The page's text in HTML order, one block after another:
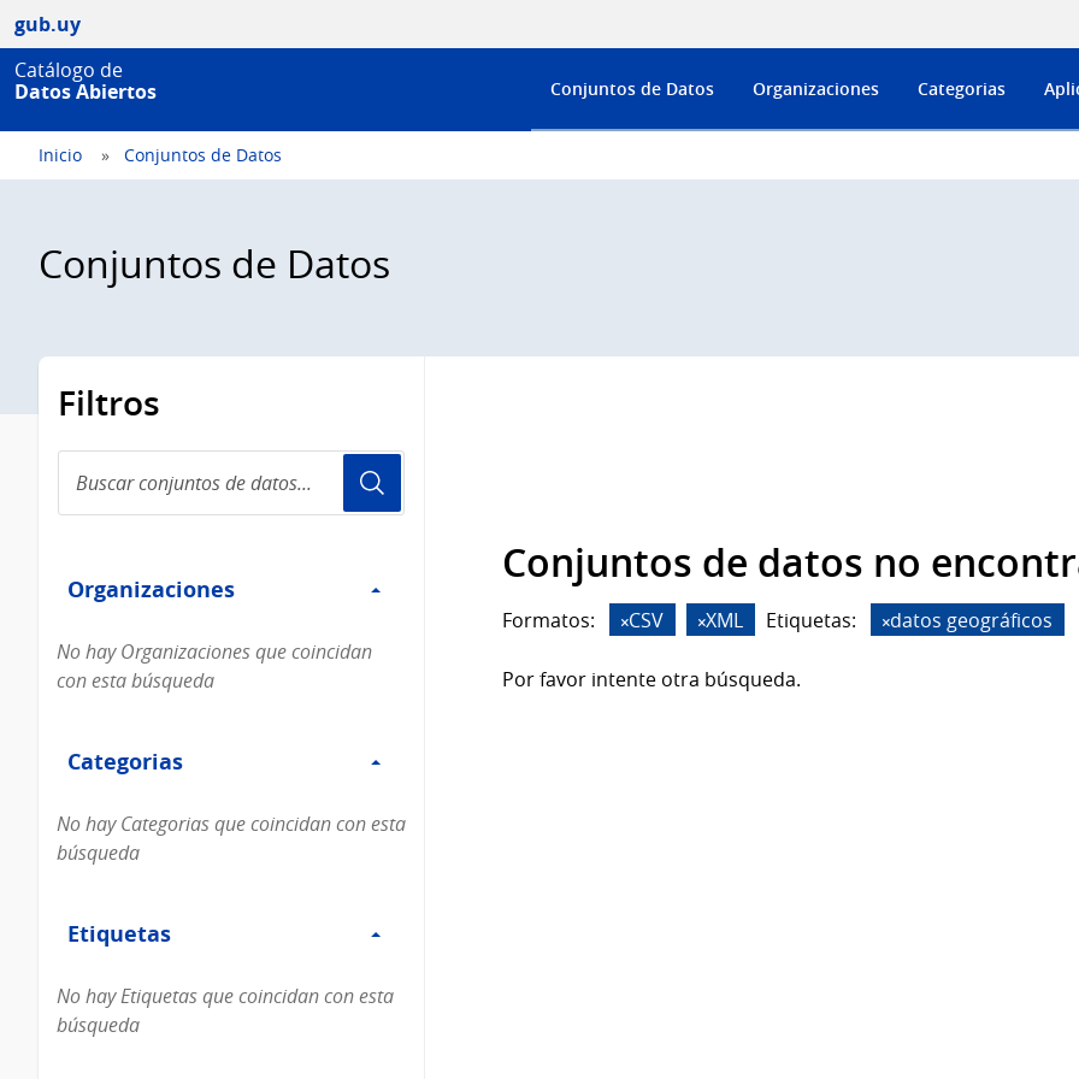
gub.uy
Catálogo de
Datos Abiertos
Conjuntos de Datos Organizaciones Categorias
Inicio Conjuntos de Datos
Conjuntos de Datos
Filtros
conjuntos
de
Organizaciones
Organizaciones
No hay Organizaciones que coincidan
con esta búsqueda
Categorias
Categorias
No hay Categorias que coincidan con esta
búsqueda
Etiquetas
Etiquetas
No hay Etiquetas que coincidan con esta
búsqueda
Conjuntos de datos no
Formatos: CSV XML Etiquetas: datos geográficos
Por favor intente otra búsqueda.